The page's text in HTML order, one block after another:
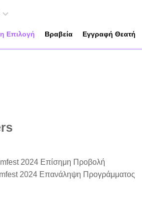
Επιλογή Βραβεία Εγγραφή Θεατή
2024 Επίσημη Προβολή
2024 Επανάληψη Προγράμματος